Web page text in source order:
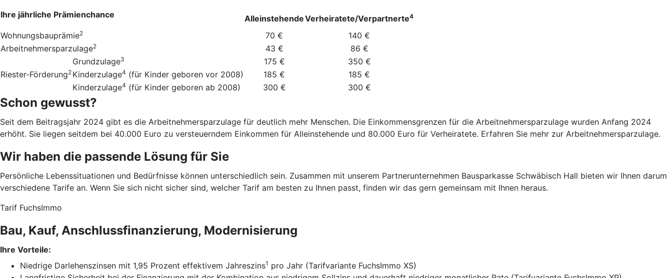
Ihre jährliche Prämienchance AlleinstehendeVerheiratete/Verpartnerte4
Wohnungsbauprämie2 70 €
140 €
Arbeitnehmersparzulage2 43 € 86 €
Riester-Förderung2
Grundzulage3 175 €
350 €
Kinderzulage4 (für Kinder geboren vor 2008) 185 €
185 €
Kinderzulage4 (für Kinder geboren ab 2008) 300 € 300 €
Schon gewusst?
Seit dem Beitragsjahr 2024 gibt es die Arbeitnehmersparzulage für deutlich mehr Menschen. Die Einkommensgrenzen für die Arbeitnehmersparzulage wurden Anfang 2024
erhöht. Sie liegen seitdem bei 40.000 Euro zu versteuerndem Einkommen für Alleinstehende und 80.000 Euro für Verheiratete. Erfahren Sie mehr zur Arbeitnehmersparzulage.
Wir haben die passende Lösung für Sie
Persönliche Lebenssituationen und Bedürfnisse können unterschiedlich sein. Zusammen mit unserem Partnerunternehmen Bausparkasse Schwäbisch Hall bieten wir Ihnen darum
verschiedene Tarife an. Wenn Sie sich nicht sicher sind, welcher Tarif am besten zu Ihnen passt, finden wir das gern gemeinsam mit Ihnen heraus.
Tarif FuchsImmo
Bau, Kauf, Anschlussfinanzierung, Modernisierung
Ihre Vorteile:
Niedrige Darlehenszinsen mit 1,95 Prozent effektivem Jahreszins1 pro Jahr (Tarifvariante FuchsImmo XS)